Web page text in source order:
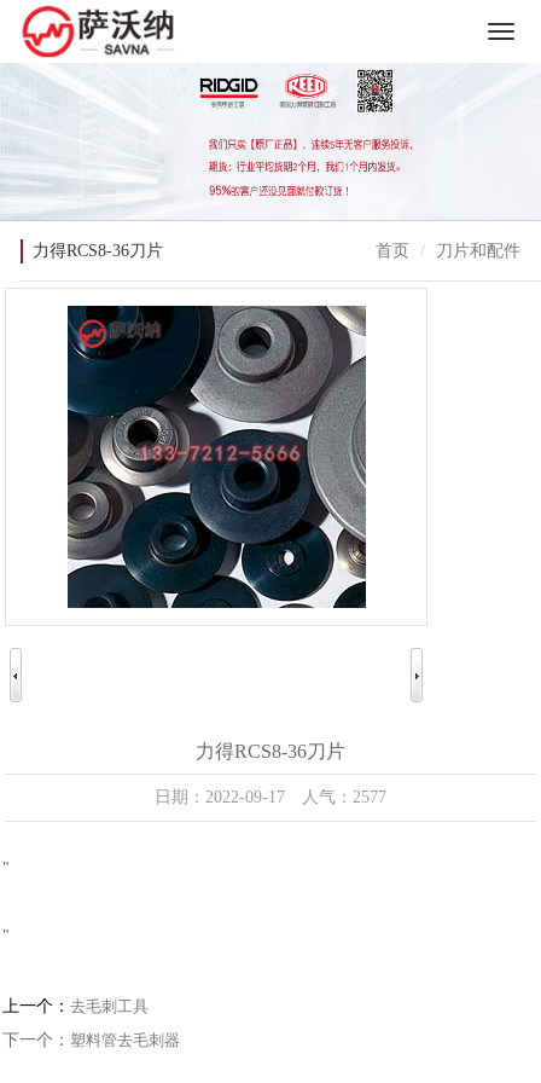
力得RCS8-36刀片 首页 刀片和配件
力得RCS8-36刀片
日期：2022-09-17 人气：2577
"
"
上一个： 去毛刺工具
下一个： 塑料管去毛刺器